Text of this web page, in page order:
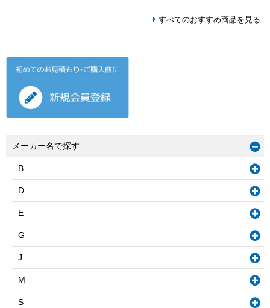
すべてのおすすめ商品を見る
メーカー名で探す
B
D
E
G
J
M
S